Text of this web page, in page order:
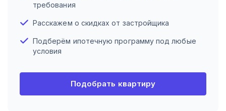
требования
Расскажем о скидках от застройщика
Подберём ипотечную программу под любые
условия
Подобрать квартиру